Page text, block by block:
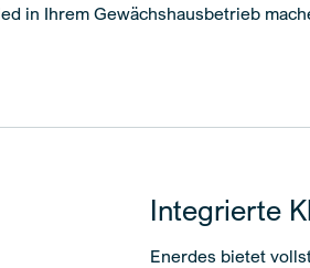
in Ihrem Gewächshausbetrieb
Integrierte
Enerdes bietet